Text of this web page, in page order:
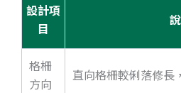
設計項
目
格柵
方向
直向格柵較俐落修長